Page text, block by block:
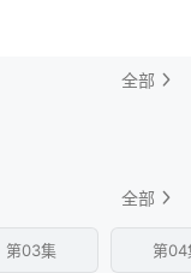
全部
全部
第03集 第04